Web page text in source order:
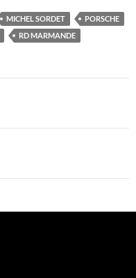
MICHEL SORDET
PORSCHE
RD MARMANDE